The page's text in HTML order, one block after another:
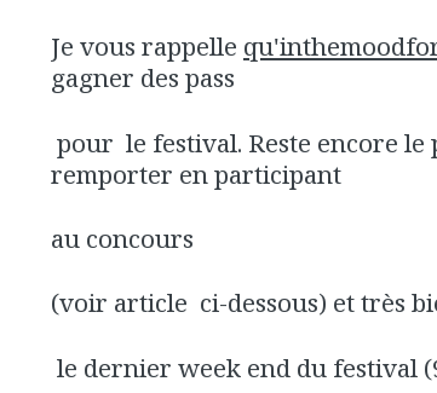
Je vous rappelle
gagner des pass
pour le festival. Reste encore le
remporter en participant
au concours
(voir article ci-dessous) et très
le dernier week end du festival